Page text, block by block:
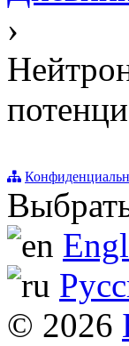
›
© 2026